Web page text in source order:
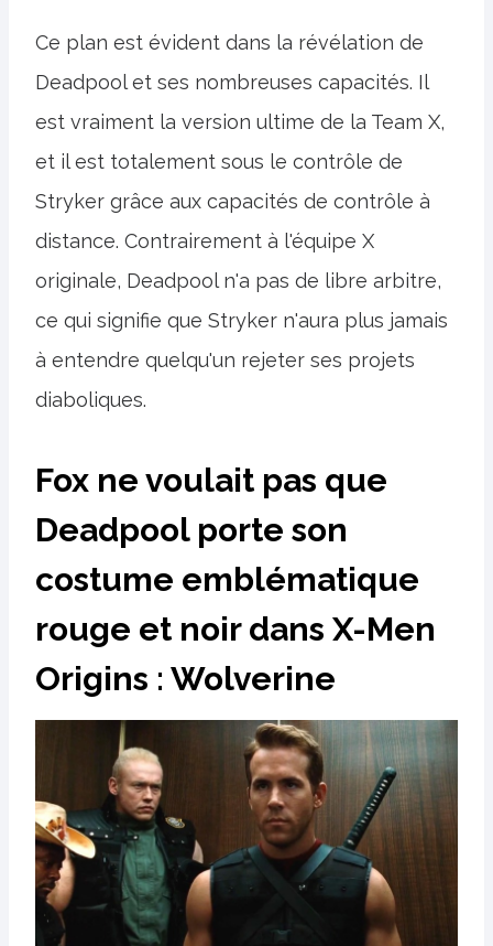
Ce plan est évident dans la révélation de
Deadpool et ses nombreuses capacités. Il
est vraiment la version ultime de la Team X,
et il est totalement sous le contrôle de
Stryker grâce aux capacités de contrôle à
distance. Contrairement à l'équipe X
originale, Deadpool n'a pas de libre arbitre,
ce qui signifie que Stryker n'aura plus jamais
à entendre quelqu'un rejeter ses projets
diaboliques.
Fox ne voulait pas que
Deadpool porte son
costume emblématique
rouge et noir dans X-Men
Origins : Wolverine